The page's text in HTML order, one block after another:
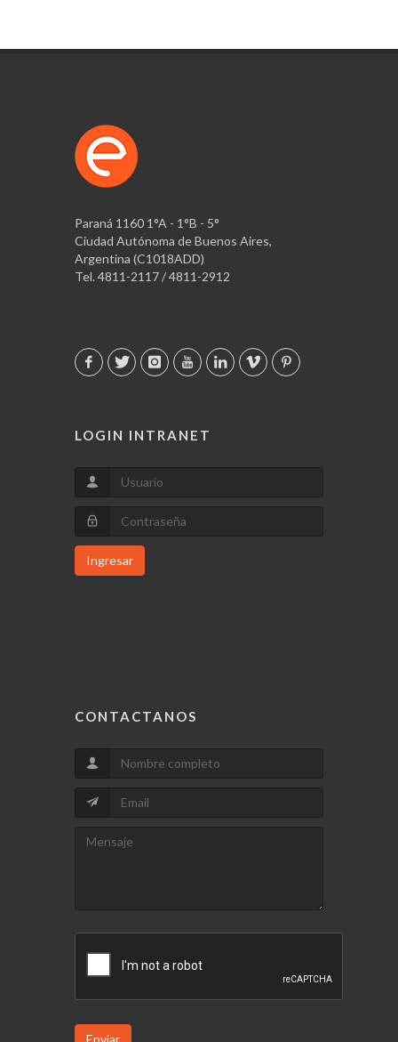
Paraná 1160 1°A - 1°B - 5°
Ciudad Autónoma de Buenos Aires,
Argentina (C1018ADD)
Tel. 4811-2117 / 4811-2912
LOGIN INTRANET
Ingresar
CONTACTANOS
Enviar